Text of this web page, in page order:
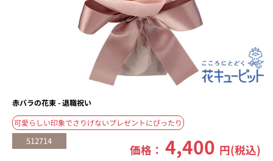
赤バラの花束 - 退職祝い
可愛らしい印象でさりげないプレゼントにぴったり
512714
価格：4,400 円(税込)